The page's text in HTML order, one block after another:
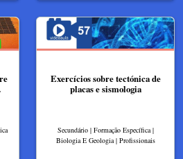
Exercícios sobre tectónica de
placas e sismologia
Secundário | Formação Específica |
Biologia E Geologia | Profissionais